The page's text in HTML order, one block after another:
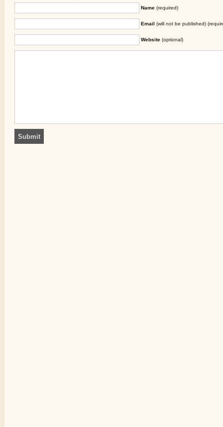
Name (required)
Email (will not be published)
Website (optional)